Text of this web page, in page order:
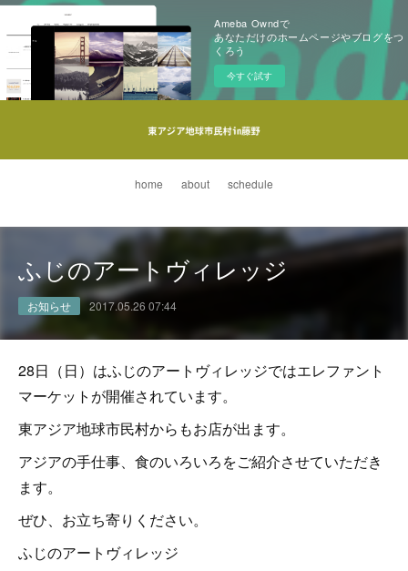
Ameba Owndで
あなただけのホームページやブログをつ
くろう
今すぐ試す
home about schedule
ふじのアートヴィレッジ
お知らせ 2017.05.26 07:44
28日（日）はふじのアートヴィレッジではエレファント
マーケットが開催されています。
東アジア地球市民村からもお店が出ます。
アジアの手仕事、食のいろいろをご紹介させていただき
ます。
ぜひ、お立ち寄りください。
ふじのアートヴィレッジ